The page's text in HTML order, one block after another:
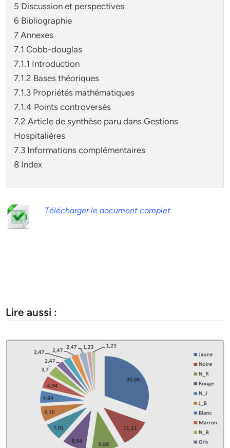
5 Discussion et perspectives
6 Bibliographie
7 Annexes
7.1 Cobb-douglas
7.1.1 Introduction
7.1.2 Bases théoriques
7.1.3 Propriétés mathématiques
7.1.4 Points controversés
7.2 Article de synthèse paru dans Gestions
Hospitalières
7.3 Informations complémentaires
8 Index
Télécharger le document complet
Lire aussi :